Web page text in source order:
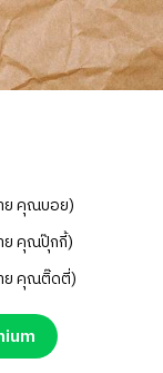
ย คุณบอย)
ย คุณปุ๊กกี้)
ย คุณติ๊ดตี่)